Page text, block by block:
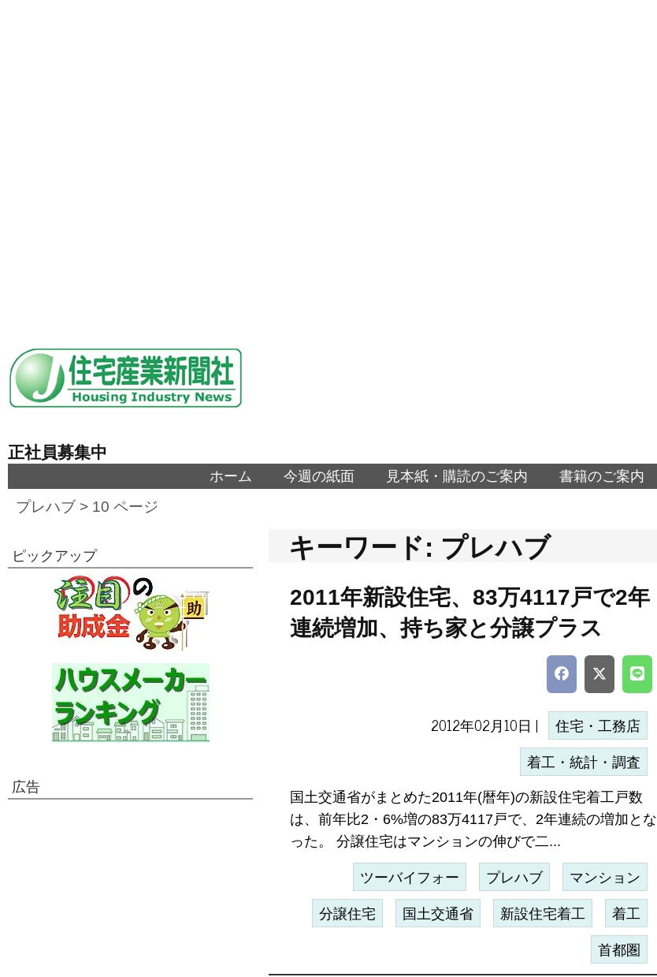
正社員募集中
ホーム 今週の紙面 見本紙・購読のご案内 書籍のご案内
プレハブ > 10 ページ
キーワード: プレハブ
2011年新設住宅、83万4117戸で2年
連続増加、持ち家と分譲プラス
2012年02月10日 | 住宅・工務店
着工・統計・調査
国土交通省がまとめた2011年(暦年)の新設住宅着工戸数
は、前年比2・6%増の83万4117戸で、2年連続の増加とな
った。 分譲住宅はマンションの伸びで二...
ツーバイフォー プレハブ マンション
分譲住宅 国土交通省 新設住宅着工 着工
首都圏
ピックアップ
広告